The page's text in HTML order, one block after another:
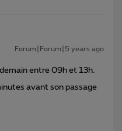
Forum|Forum|5 years ago
entre 09h et 13h.
avant son passage